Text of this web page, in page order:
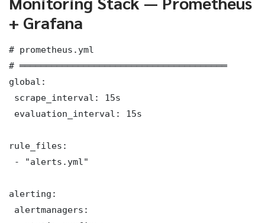
+ Grafana
# prometheus.yml
# ═══════════════════════════════════════
global:
scrape_interval: 15s
evaluation_interval: 15s
rule_files:
- "alerts.yml"
alerting:
alertmanagers: